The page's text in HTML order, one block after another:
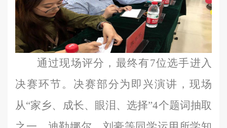
通过现场评分，最终有7位选手进入
决赛环节。决赛部分为即兴演讲，现场
从“家乡、成长、眼泪、选择”4个题词抽取